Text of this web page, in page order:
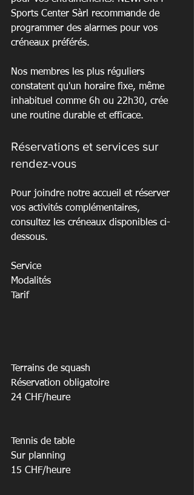
Sports Center Sàrl recommande de
programmer des alarmes pour vos
créneaux préférés.
Nos membres les plus réguliers
constatent qu'un horaire fixe, même
inhabituel comme 6h ou 22h30, crée
une routine durable et efficace.
Réservations et services sur
rendez-vous
Pour joindre notre accueil et réserver
vos activités complémentaires,
consultez les créneaux disponibles ci-
dessous.
Service
Modalités
Tarif
Terrains de squash
Réservation obligatoire
24 CHF/heure
Tennis de table
Sur planning
15 CHF/heure